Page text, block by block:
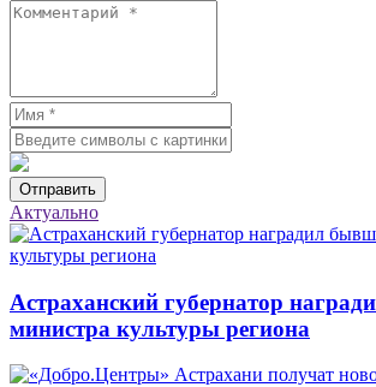
Отправить
Актуально
Астраханский губернатор
министра культуры региона